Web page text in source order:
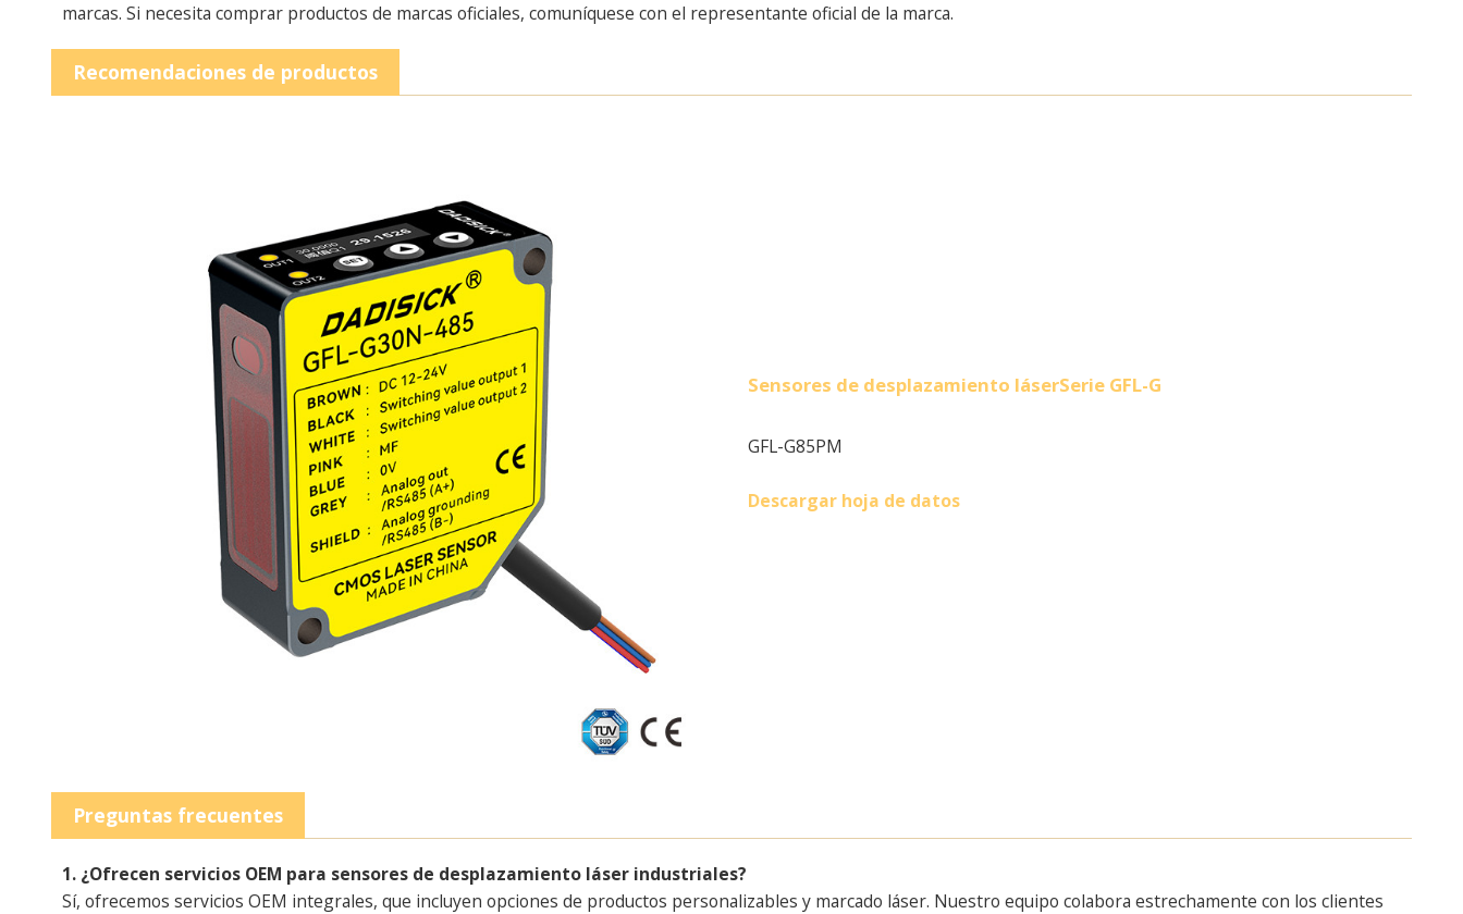
marcas. Si necesita comprar productos de marcas oficiales, comuníquese con el representante oficial de la marca.
Recomendaciones de productos
Sensores de desplazamiento láserSerie GFL-G
GFL-G85PM
Descargar hoja de datos
Preguntas frecuentes
1. ¿Ofrecen servicios OEM para sensores de desplazamiento láser industriales?
Sí, ofrecemos servicios OEM integrales, que incluyen opciones de productos personalizables y marcado láser. Nuestro equipo colabora estrechamente con los clientes